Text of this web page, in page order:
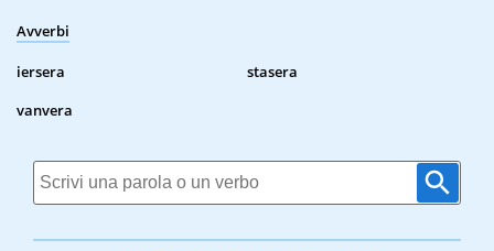
Avverbi
iersera
stasera
vanvera